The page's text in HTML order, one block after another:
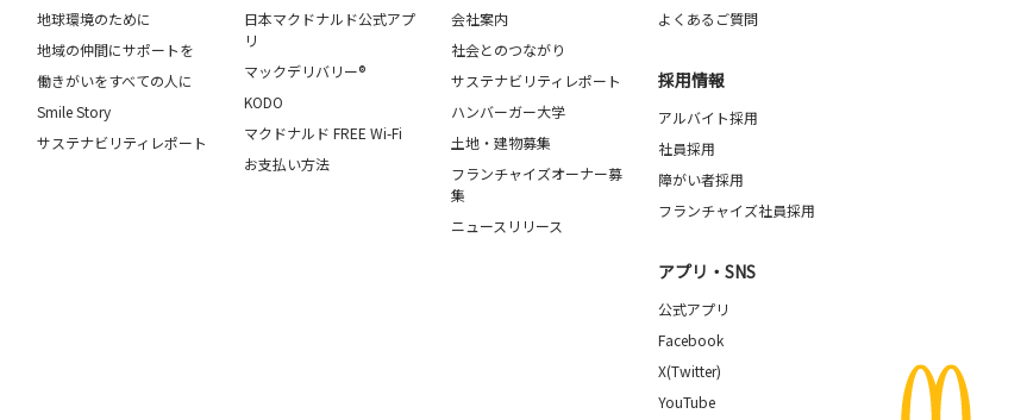
地球環境のために
地域の仲間にサポートを
働きがいをすべての人に
Smile Story
サステナビリティレポート
日本マクドナルド公式アプ
リ
マックデリバリー®
KODO
マクドナルド FREE Wi-Fi
お支払い方法
会社案内
社会とのつながり
サステナビリティレポート
ハンバーガー大学
土地・建物募集
フランチャイズオーナー募
集
ニュースリリース
よくあるご質問
採用情報
アルバイト採用
社員採用
障がい者採用
フランチャイズ社員採用
アプリ・SNS
公式アプリ
Facebook
X(Twitter)
YouTube